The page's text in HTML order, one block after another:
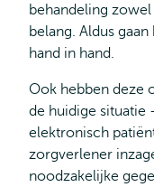
behandeling
belang. Aldus
hand in hand.
Ook hebben deze
de huidige situatie
elektronisch
zorgverlener
noodzakelijke